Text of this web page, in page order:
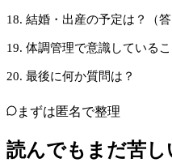
結婚・出産の予定は？（答
体調管理で意識しているこ
最後に何か質問は？
まずは匿名で整理
読んでもまだ苦し